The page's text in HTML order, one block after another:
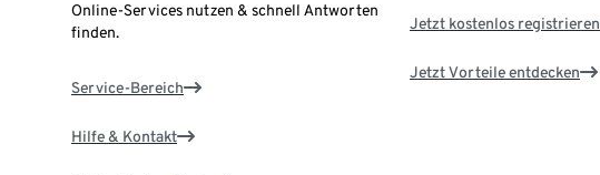
Online-Services nutzen & schnell Antworten
finden.
Service-Bereich
Hilfe & Kontakt
Jetzt kostenlos registrieren
Jetzt Vorteile entdecken